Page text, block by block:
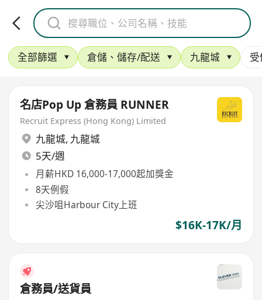
全部篩選 倉儲、儲存/配送 九龍城
名店Pop Up 倉務員 RUNNER
Recruit Express (Hong Kong) Limited
九龍城, 九龍城
5天/週
月薪HKD 16,000-17,000起加獎金
8天例假
尖沙咀Harbour City上班
$16K-17K/月
倉務員/送貨員